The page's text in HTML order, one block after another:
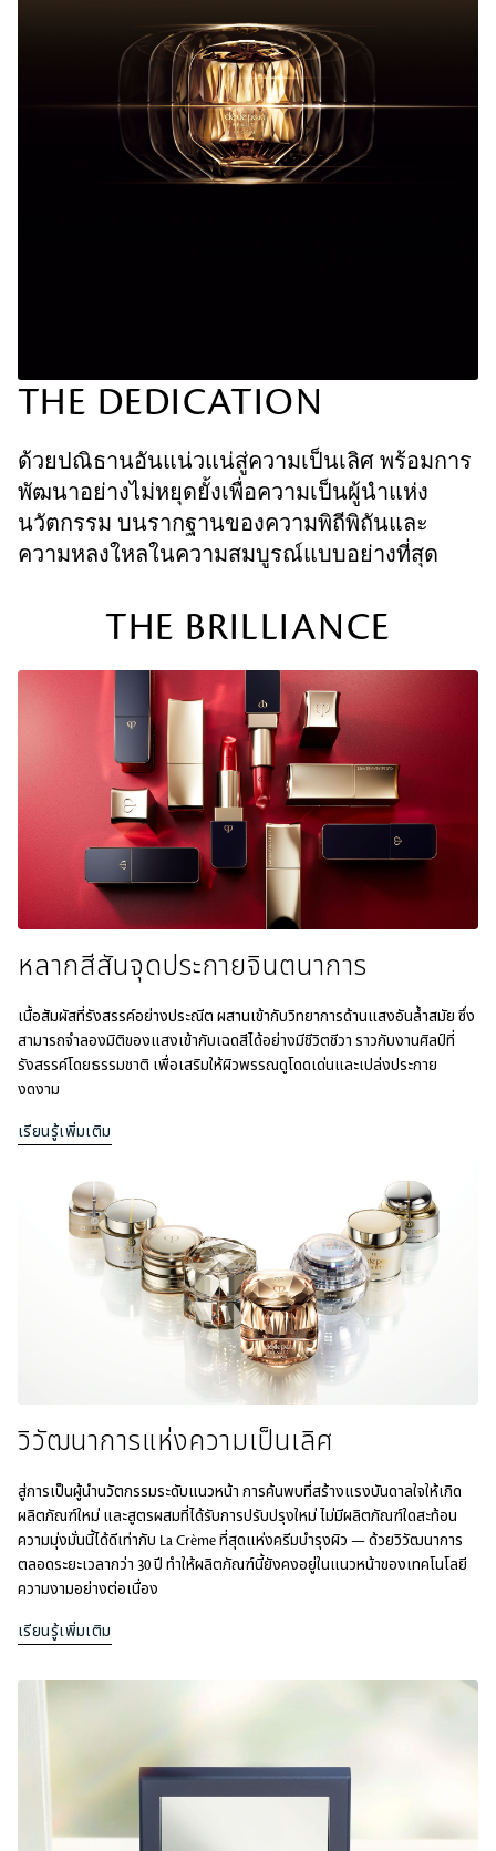
THE DEDICATION
ด้วยปณิธานอันแน่วแน่สู่ความเป็นเลิศ พร้อมการ
พัฒนาอย่างไม่หยุดยั้งเพื่อความเป็นผู้นำแห่ง
นวัตกรรม บนรากฐานของความพิถีพิถันและ
ความหลงใหลในความสมบูรณ์แบบอย่างที่สุด
THE BRILLIANCE
​หลากสีสันจุดประกายจินตนาการ
​เนื้อสัมผัสที่รังสรรค์อย่างประณีต ผสานเข้ากับวิทยาการด้านแสงอันล้ำสมัย ซึ่ง
สามารถจำลองมิติของแสงเข้ากับเฉดสีได้อย่างมีชีวิตชีวา ราวกับงานศิลป์ที่
รังสรรค์โดยธรรมชาติ เพื่อเสริมให้ผิวพรรณดูโดดเด่นและเปล่งประกาย
งดงาม
เรียนรู้เพิ่มเติม
วิวัฒนาการแห่งความเป็นเลิศ
​สู่การเป็นผู้นำนวัตกรรมระดับแนวหน้า การค้นพบที่สร้างแรงบันดาลใจให้เกิด
ผลิตภัณฑ์ใหม่ และสูตรผสมที่ได้รับการปรับปรุงใหม่ ไม่มีผลิตภัณฑ์ใดสะท้อน
ความมุ่งมั่นนี้ได้ดีเท่ากับ La Crème ที่สุดแห่งครีมบำรุงผิว — ด้วยวิวัฒนาการ
ตลอดระยะเวลากว่า 30 ปี ทำให้ผลิตภัณฑ์นี้ยังคงอยู่ในแนวหน้าของเทคโนโลยี
ความงามอย่างต่อเนื่อง
เรียนรู้เพิ่มเติม